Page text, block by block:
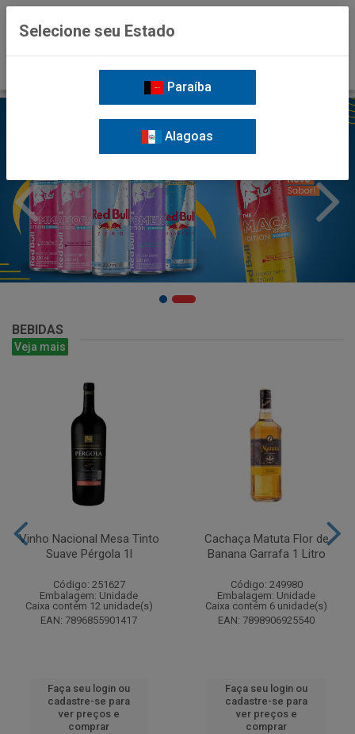
BEBIDAS
Veja mais
Vinho Nacional Mesa Tinto
Suave Pérgola 1l
Código: 251627
Embalagem: Unidade
Caixa contém 12 unidade(s)
EAN: 7896855901417
Faça seu login ou
cadastre-se para
ver preços e
comprar
Cachaça Matuta Flor de
Banana Garrafa 1 Litro
Código: 249980
Embalagem: Unidade
Caixa contém 6 unidade(s)
EAN: 7898906925540
Faça seu login ou
cadastre-se para
ver preços e
comprar
Selecione seu Estado
Paraíba
Alagoas